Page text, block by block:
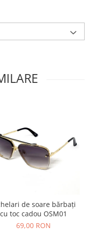
de soare bărbați
cu toc cadou OSM01
69,00 RON